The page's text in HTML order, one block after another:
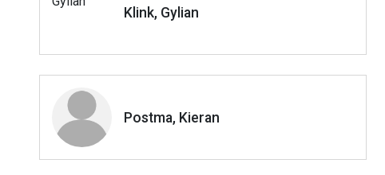
Klink, Gylian
Postma, Kieran